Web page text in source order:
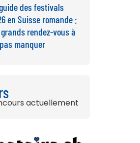
des festivals
en Suisse romande :
rendez-vous à
manquer
actuellement